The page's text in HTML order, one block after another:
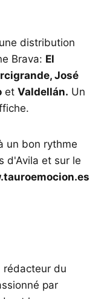
distribution
Brava: El
José
et Valdellán. Un
un bon rythme
d'Avila et sur le
rédacteur du
par